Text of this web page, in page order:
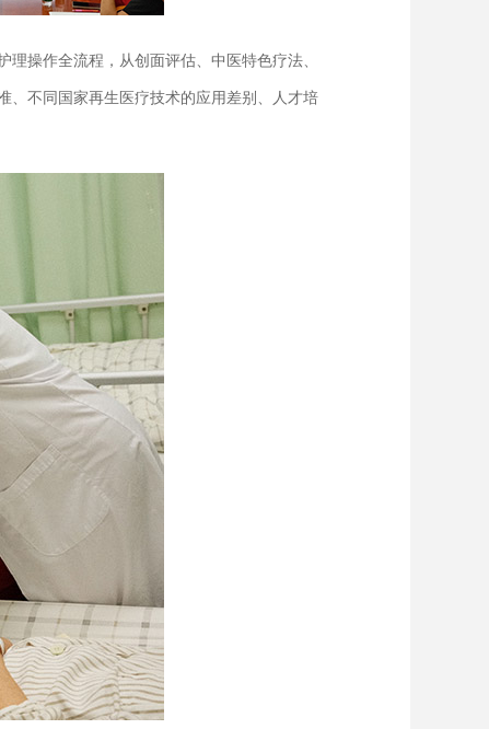
操作全流程，从创面评估、中医特色疗法、
、不同国家再生医疗技术的应用差别、人才培